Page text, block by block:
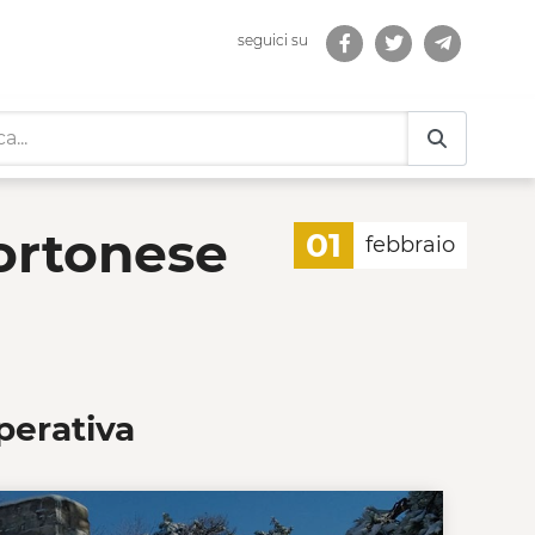
seguici su
01 febbraio